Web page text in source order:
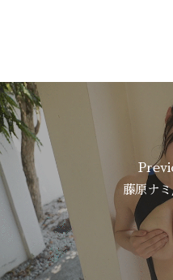
藤原ナ